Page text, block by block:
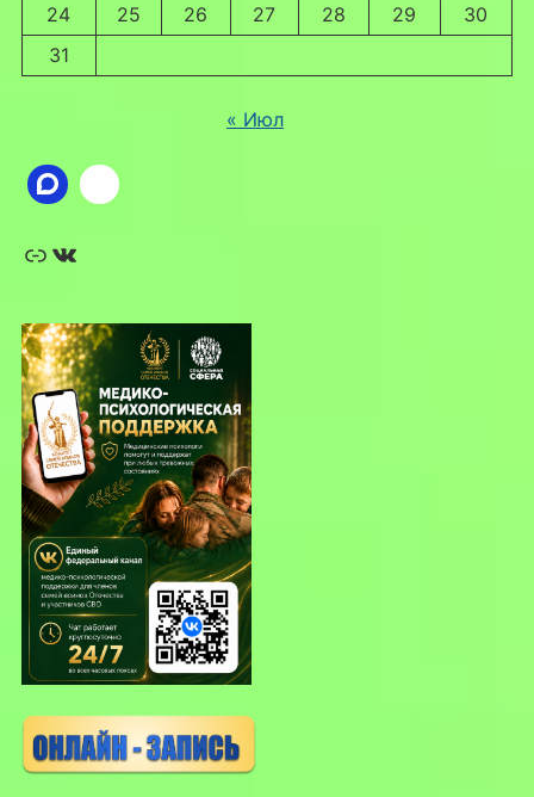
24
25 26 27 28 29
30
31
« Июл
Ссылка